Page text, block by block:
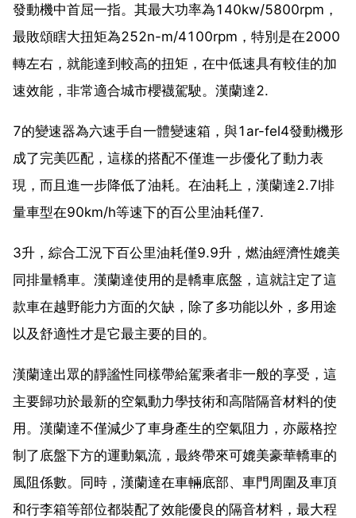
發動機中首屈一指。其最大功率為140kw/5800rpm，
最敗頌瞎大扭矩為252n-m/4100rpm，特別是在2000
轉左右，就能達到較高的扭矩，在中低速具有較佳的加
速效能，非常適合城市櫻襪駕駛。漢蘭達2.
7的變速器為六速手自一體變速箱，與1ar-fel4發動機形
成了完美匹配，這樣的搭配不僅進一步優化了動力表
現，而且進一步降低了油耗。在油耗上，漢蘭達2.7l排
量車型在90km/h等速下的百公里油耗僅7.
3升，綜合工況下百公里油耗僅9.9升，燃油經濟性媲美
同排量轎車。漢蘭達使用的是轎車底盤，這就註定了這
款車在越野能力方面的欠缺，除了多功能以外，多用途
以及舒適性才是它最主要的目的。
漢蘭達出眾的靜謐性同樣帶給駕乘者非一般的享受，這
主要歸功於最新的空氣動力學技術和高階隔音材料的使
用。漢蘭達不僅減少了車身產生的空氣阻力，亦嚴格控
制了底盤下方的運動氣流，最終帶來可媲美豪華轎車的
風阻係數。同時，漢蘭達在車輛底部、車門周圍及車頂
和行李箱等部位都裝配了效能優良的隔音材料，最大程